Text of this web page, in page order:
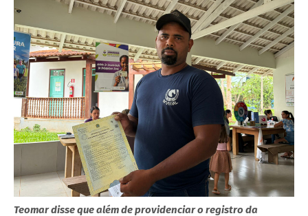
Teomar disse que além de providenciar o registro da